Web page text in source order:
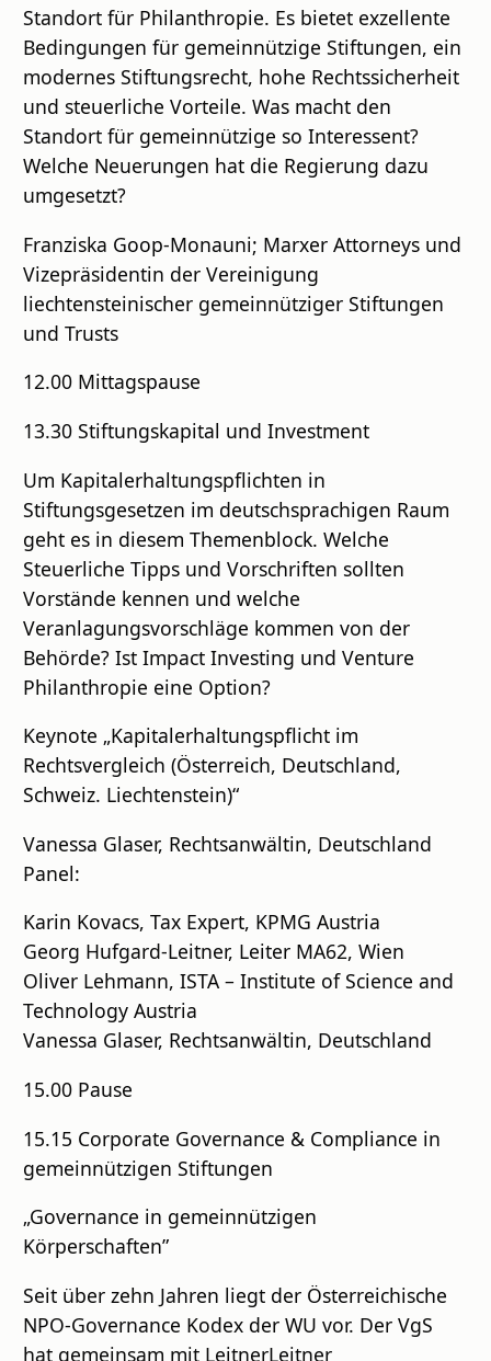
Standort für Philanthropie. Es bietet exzellente
Bedingungen für gemeinnützige Stiftungen, ein
modernes Stiftungsrecht, hohe Rechtssicherheit
und steuerliche Vorteile. Was macht den
Standort für gemeinnützige so Interessent?
Welche Neuerungen hat die Regierung dazu
umgesetzt?
Franziska Goop-Monauni; Marxer Attorneys und
Vizepräsidentin der Vereinigung
liechtensteinischer gemeinnütziger Stiftungen
und Trusts
12.00 Mittagspause
13.30 Stiftungskapital und Investment
Um Kapitalerhaltungspflichten in
Stiftungsgesetzen im deutschsprachigen Raum
geht es in diesem Themenblock. Welche
Steuerliche Tipps und Vorschriften sollten
Vorstände kennen und welche
Veranlagungsvorschläge kommen von der
Behörde? Ist Impact Investing und Venture
Philanthropie eine Option?
Keynote „Kapitalerhaltungspflicht im
Rechtsvergleich (Österreich, Deutschland,
Schweiz. Liechtenstein)“
Vanessa Glaser, Rechtsanwältin, Deutschland
Panel:
Karin Kovacs, Tax Expert, KPMG Austria
Georg Hufgard-Leitner, Leiter MA62, Wien
Oliver Lehmann, ISTA – Institute of Science and
Technology Austria
Vanessa Glaser, Rechtsanwältin, Deutschland
15.00 Pause
15.15 Corporate Governance & Compliance in
gemeinnützigen Stiftungen
„Governance in gemeinnützigen
Körperschaften”
Seit über zehn Jahren liegt der Österreichische
NPO-Governance Kodex der WU vor. Der VgS
hat gemeinsam mit LeitnerLeitner